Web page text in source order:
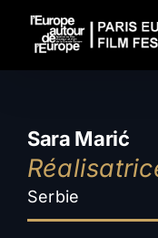
Passer
Sara Marić
Serbie